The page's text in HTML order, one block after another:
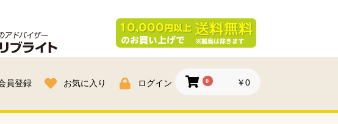
員登録 お気に入り ログイン 0 ￥0